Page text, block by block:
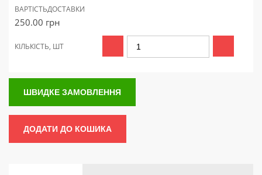
ВАРТІСТЬДОСТАВКИ
250.00 грн
КІЛЬКІСТЬ, ШТ
ШВИДКЕ ЗАМОВЛЕННЯ
ДОДАТИ ДО КОШИКА